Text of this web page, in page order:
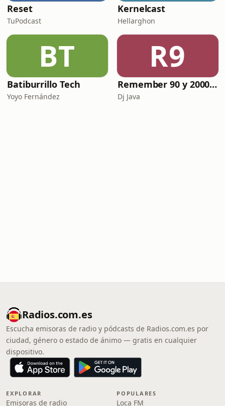
Reset
TuPodcast
Kernelcast
Hellarghon
BT
Batiburrillo Tech
Yoyo Fernández
R9
Remember 90 y 2000 en PLAY WITH ME by Dj Java
Dj Java
Radios.com.es
Escucha emisoras de radio y pódcasts de Radios.com.es por
ciudad, género o estado de ánimo — gratis en cualquier
dispositivo.
EXPLORAR
Emisoras de radio
POPULARES
Loca FM